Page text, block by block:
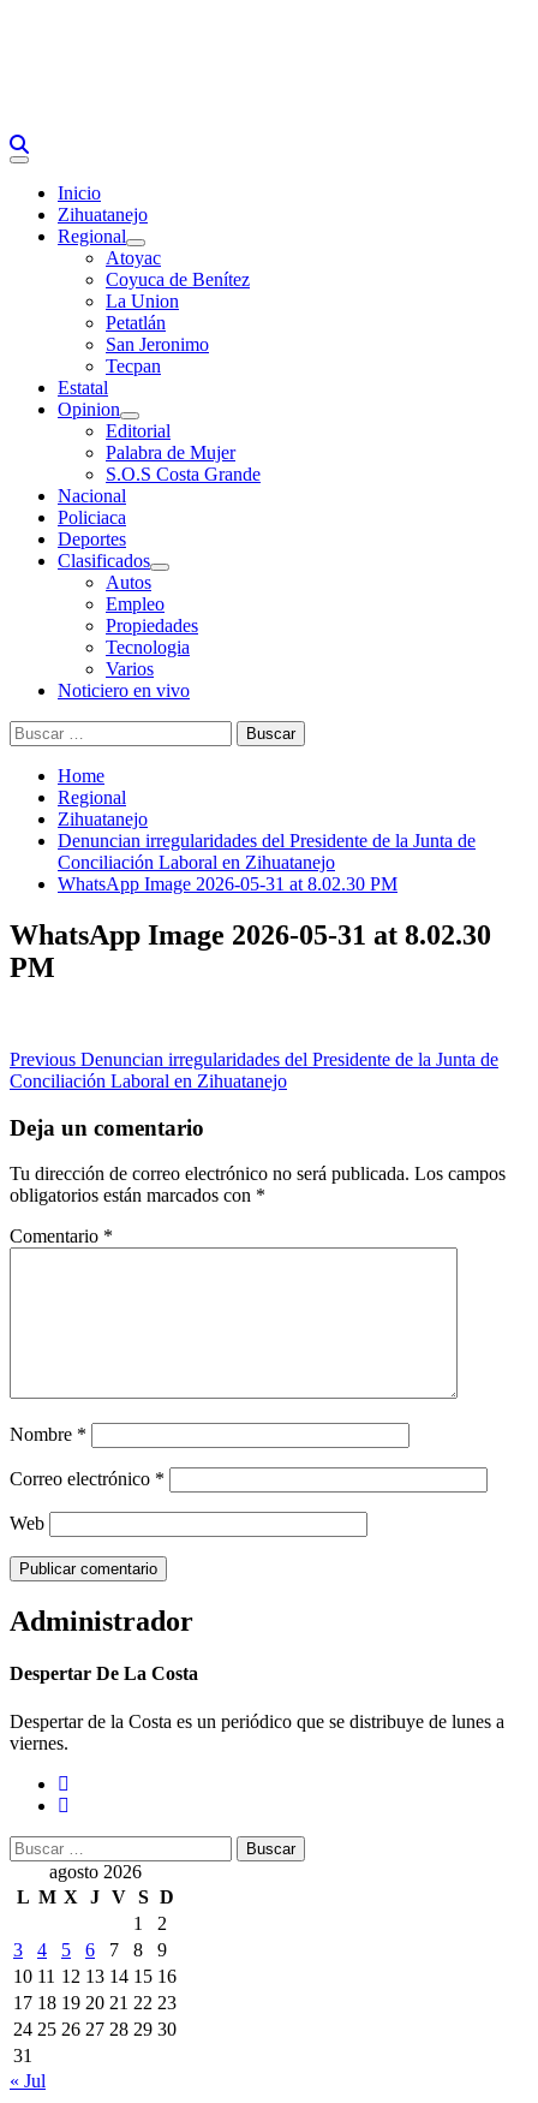
Primary
Inicio
Zihuatanejo
Regional
Atoyac
Coyuca de Benítez
La Union
Petatlán
San Jeronimo
Tecpan
Estatal
Opinion
Editorial
Palabra de Mujer
S.O.S Costa Grande
Nacional
Policiaca
Deportes
Clasificados
Autos
Empleo
Propiedades
Tecnologia
Varios
Noticiero en vivo
Buscar:
Home
Regional
Zihuatanejo
Denuncian irregularidades del Presidente de la Junta de
Conciliación Laboral en Zihuatanejo
WhatsApp Image 2026-05-31 at 8.02.30 PM
WhatsApp Image 2026-05-31 at 8.02.30
PM
Post
navigation
Previous Denuncian irregularidades del Presidente de la Junta de
Conciliación Laboral en Zihuatanejo
Deja un comentario
Tu dirección de correo electrónico no será publicada. Los campos
obligatorios están marcados con *
Comentario *
Nombre *
Correo electrónico *
Web
Administrador
Despertar De La Costa
Despertar de la Costa es un periódico que se distribuye de lunes a
viernes.
Buscar:
agosto 2026
L M X J V S D
1
2
3
4 5 6 7 8
9
10 11 12 13 14 15 16
17 18 19 20 21 22 23
24 25 26 27 28 29 30
31
« Jul